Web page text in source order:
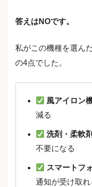
答えはNOです。
私がこの機種を選ん
の4点でした。
風アイロン
減る
洗剤・柔軟
不要になる
スマートフ
通知が受け取れ